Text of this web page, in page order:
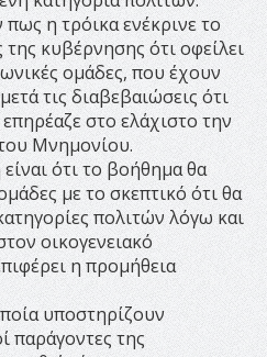
η τρόικα ενέκρινε το
κυβέρνησης ότι οφείλει
ομάδες, που έχουν
τις διαβεβαιώσεις ότι
στο ελάχιστο την
Μνημονίου.
ότι το βοήθημα θα
με το σκεπτικό ότι θα
πολιτών λόγω και
οικογενειακό
η προμήθεια
υποστηρίζουν
παράγοντες της